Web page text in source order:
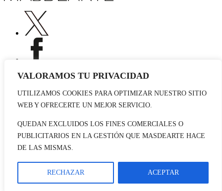
VALORAMOS TU PRIVACIDAD
UTILIZAMOS COOKIES PARA OPTIMIZAR NUESTRO SITIO
WEB Y OFRECERTE UN MEJOR SERVICIO.
QUEDAN EXCLUIDOS LOS FINES COMERCIALES O
PUBLICITARIOS EN LA GESTIÓN QUE MASDEARTE HACE
DE LAS MISMAS.
RECHAZAR ACEPTAR
Publicidad
Contacto
© 2026 masdearte. Información de exposiciones, museos y artistas
Política de cookies
Política de Privacidad
Datos sociales